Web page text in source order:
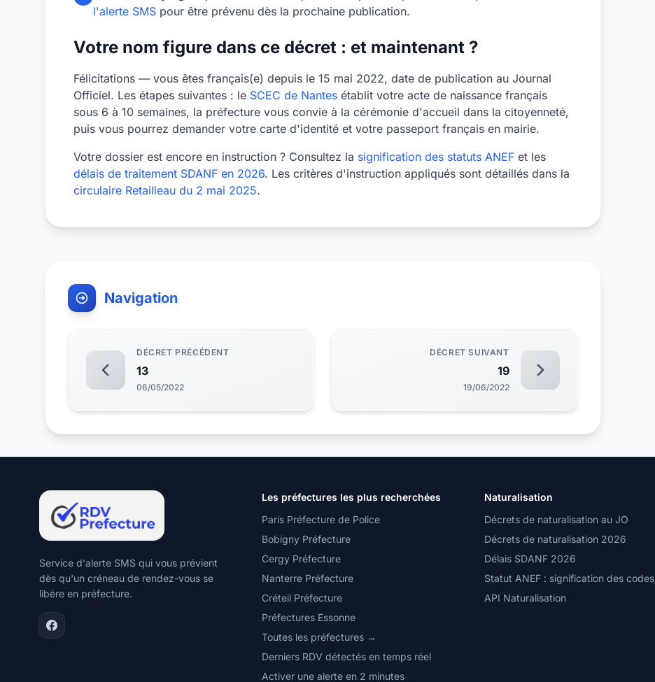
l'alerte SMS pour être prévenu dès la prochaine publication.
Votre nom figure dans ce décret : et maintenant ?
Félicitations — vous êtes français(e) depuis le 15 mai 2022, date de publication au Journal
Officiel. Les étapes suivantes : le SCEC de Nantes établit votre acte de naissance français
sous 6 à 10 semaines, la préfecture vous convie à la cérémonie d'accueil dans la citoyenneté,
puis vous pourrez demander votre carte d'identité et votre passeport français en mairie.
Votre dossier est encore en instruction ? Consultez la signification des statuts ANEF et les
délais de traitement SDANF en 2026. Les critères d'instruction appliqués sont détaillés dans la
circulaire Retailleau du 2 mai 2025.
Navigation
DÉCRET PRÉCÉDENT
13
06/05/2022
DÉCRET SUIVANT
19
19/06/2022
Service d'alerte SMS qui vous prévient
dès qu'un créneau de rendez-vous se
libère en préfecture.
Les préfectures les plus recherchées
Paris Préfecture de Police
Bobigny Préfecture
Cergy Préfecture
Nanterre Préfecture
Créteil Préfecture
Préfectures Essonne
Toutes les préfectures →
Derniers RDV détectés en temps réel
Activer une alerte en 2 minutes
Naturalisation
Décrets de naturalisation au JO
Décrets de naturalisation 2026
Délais SDANF 2026
Statut ANEF : signification des codes
API Naturalisation